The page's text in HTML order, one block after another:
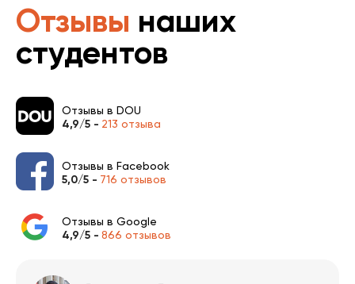
Отзывы наших
студентов
Отзывы в DOU
4,9/5 - 213 отзыва
Отзывы в Facebook
5,0/5 - 716 отзывов
Отзывы в Google
4,9/5 - 866 отзывов